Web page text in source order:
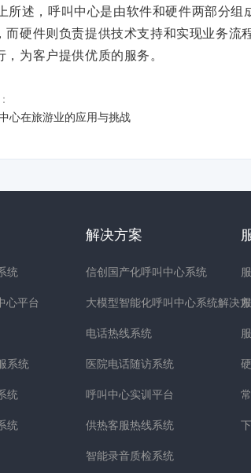
所述，呼叫中心是由软件和硬件两部分
而硬件则负责提供技术支持和实现业务
，为客户提供优质的服务。
心在旅游业的应用与挑战
统
心平台
系统
统
统
解决方案
信创国产化呼叫中心系统
大模型智能化呼叫中心系统解决
电话热线系统
医院电话随访系统
呼叫中心实训平台
供热客服热线系统
智能录音质检系统